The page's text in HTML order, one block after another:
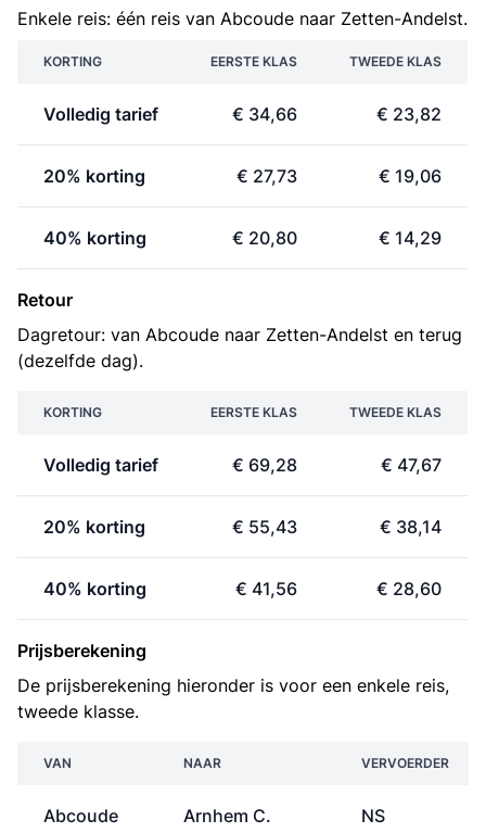
Enkele reis: één reis van Abcoude naar Zetten-Andelst.
KORTING EERSTE KLAS TWEEDE KLAS
Volledig tarief € 34,66 € 23,82
20% korting € 27,73 € 19,06
40% korting € 20,80 € 14,29
Retour
Dagretour: van Abcoude naar Zetten-Andelst en terug
(dezelfde dag).
KORTING EERSTE KLAS TWEEDE KLAS
Volledig tarief € 69,28 € 47,67
20% korting € 55,43 € 38,14
40% korting € 41,56 € 28,60
Prijsberekening
De prijsberekening hieronder is voor een enkele reis,
tweede klasse.
VAN NAAR VERVOERDER
Abcoude Arnhem C. NS